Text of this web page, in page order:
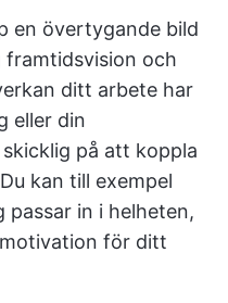
en övertygande bild
och
ditt arbete har
eller din
på att koppla
kan till exempel
passar in i helheten,
för ditt